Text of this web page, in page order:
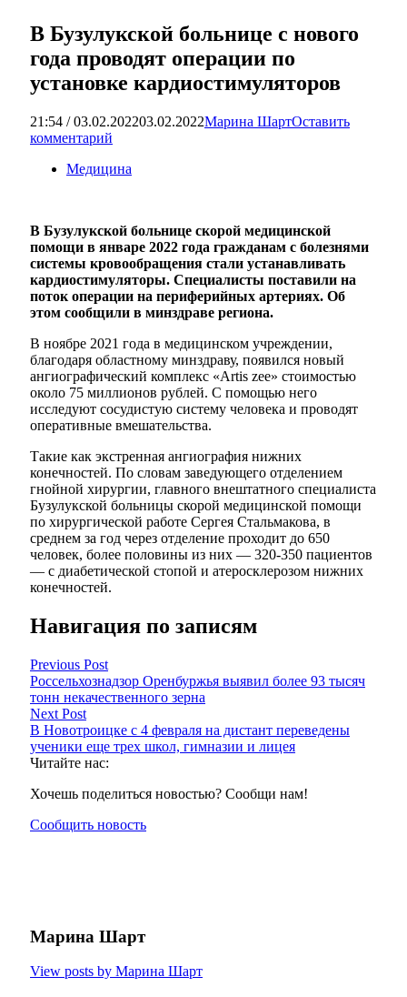
В Бузулукской больнице с нового
года проводят операции по
установке кардиостимуляторов
21:54 / 03.02.202203.02.2022Марина ШартОставить
комментарий
Медицина
В Бузулукской больнице скорой медицинской
помощи в январе 2022 года гражданам с болезнями
системы кровообращения стали устанавливать
кардиостимуляторы. Специалисты поставили на
поток операции на периферийных артериях. Об
этом сообщили в минздраве региона.
В ноябре 2021 года в медицинском учреждении,
благодаря областному минздраву, появился новый
ангиографический комплекс «Artis zee» стоимостью
около 75 миллионов рублей. С помощью него
исследуют сосудистую систему человека и проводят
оперативные вмешательства.
Такие как экстренная ангиография нижних
конечностей. По словам заведующего отделением
гнойной хирургии, главного внештатного специалиста
Бузулукской больницы скорой медицинской помощи
по хирургической работе Сергея Стальмакова, в
среднем за год через отделение проходит до 650
человек, более половины из них — 320-350 пациентов
— с диабетической стопой и атеросклерозом нижних
конечностей.
Навигация по записям
Previous Post
Россельхознадзор Оренбуржья выявил более 93 тысяч
тонн некачественного зерна
Next Post
В Новотроицке с 4 февраля на дистант переведены
ученики еще трех школ, гимназии и лицея
Читайте нас:
Хочешь поделиться новостью? Сообщи нам!
Сообщить новость
Марина Шарт
View posts by Марина Шарт